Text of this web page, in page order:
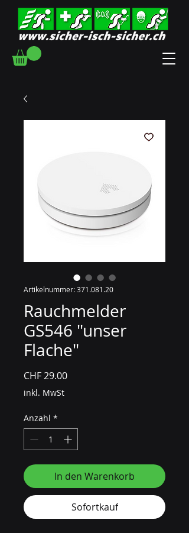
Artikelnummer: 371.081.20
Rauchmelder
GS546 "unser
Flache"
CHF 29.00Preis
inkl. MwSt
Anzahl *
In den Warenkorb
Sofortkauf